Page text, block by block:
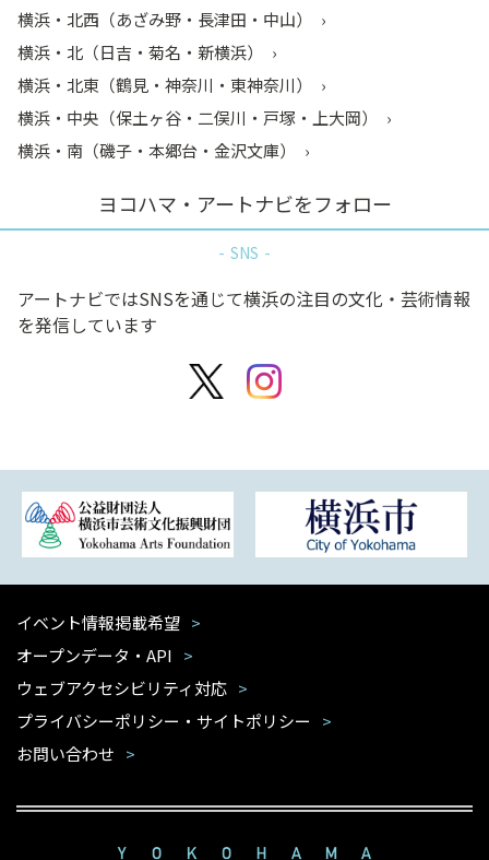
横浜・北西（あざみ野・長津田・中山）
横浜・北（日吉・菊名・新横浜）
横浜・北東（鶴見・神奈川・東神奈川）
横浜・中央（保土ヶ谷・二俣川・戸塚・上大岡）
横浜・南（磯子・本郷台・金沢文庫）
ヨコハマ・アートナビをフォロー
SNS
アートナビではSNSを通じて横浜の注目の文化・芸術情報
を発信しています
イベント情報掲載希望
オープンデータ・API
ウェブアクセシビリティ対応
プライバシーポリシー・サイトポリシー
お問い合わせ